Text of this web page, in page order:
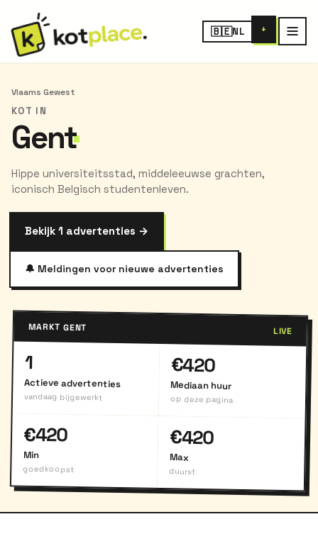
🇧🇪NL +
Vlaams Gewest
KOT IN
Gent
Hippe universiteitsstad, middeleeuwse grachten,
iconisch Belgisch studentenleven.
Bekijk 1 advertenties →
🔔 Meldingen voor nieuwe advertenties
MARKT GENT LIVE
1
Actieve advertenties
vandaag bijgewerkt
€420
Mediaan huur
op deze pagina
€420
Min
goedkoopst
€420
Max
duurst